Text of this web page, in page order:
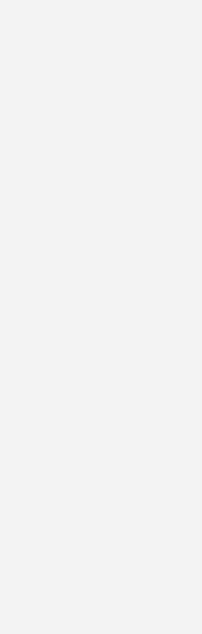
und Beschäftigung in
Förderzahlen im ersten Quartal
Für die Errichtung oder den
wurden in den Monaten Januar bis
gestellt. Auch bei energieeffizienten
neuer Fenster, die Dämmung
zeigen die
Über 26.500 Anträge
Segment gestellt. Zahlen die einen
ermöglichen, wurden allerdings
Vorstandes: „Wir stellen fest,
Bauen und Sanieren‘
Krise – stark nachgefragt wird.
des Jahres haben wir rund 110 000
mit einem Zusagevolumen von rund
wichtige Impulse, sowohl für den
in Deutschland.“
für Wärme aus
erfolgreich gestartet. Seitdem die
verstärkt wurden (vgl.:
gestiegen: Im ersten Quartal 2020
Dies entspricht einer
zum Vorjahreszeitraum.
Austauschprämie für Ölheizungen
bei der Hälfte der gestellten